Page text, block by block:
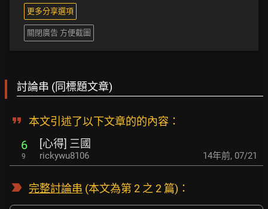
更多分享選項
關閉廣告 方便截圖
討論串 (同標題文章)
本文引述了以下文章的的內容：
6
9
[心得] 三國
rickywu8106 14年前, 07/21
完整討論串 (本文為第 2 之 2 篇)：